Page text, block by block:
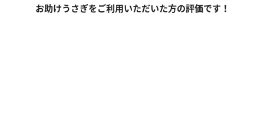
お助けうさぎをご利用いただいた方の評価です！